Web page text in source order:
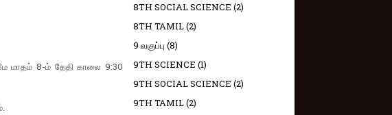
மே மாதம் 8-ம் தேதி காலை 9:30
8TH SOCIAL SCIENCE (2)
8TH TAMIL(2)
9 வகுப்பு (8)
9TH SCIENCE (1)
9TH SOCIAL SCIENCE (2)
9TH TAMIL(2)